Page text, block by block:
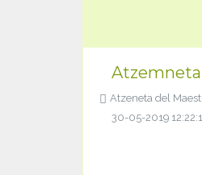
Atzeneta del
30-05-2019